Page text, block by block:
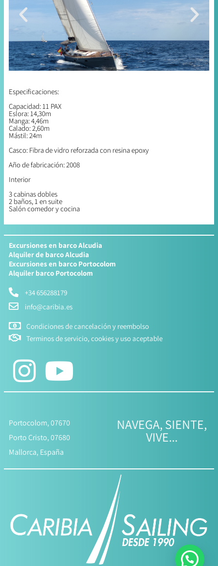
Especificaciones:
Capacidad: 11 PAX
Eslora: 14,30m
Manga: 4,46m
Calado: 2,60m
Mástil: 24m
Casco: Fibra de vidro reforzada con resina epoxy
Año de fabricación: 2008
Interior
3 cabinas dobles
2 baños, 1 en suite
Salón comedor y cocina
Excursiones en barco Alcudia
Alquiler de barco Alcudia
Excursiones en barco Portocolom
Alquiler barco Portocolom
+34 656288179
info@caribia.es
Condiciones de cancelación y reembolso
Terminos de servicio, cookies y uso aceptable
Portocolom, 07670
Porto Cristo, 07680
Mallorca, España
NAVEGA, SIENTE,
VIVE...